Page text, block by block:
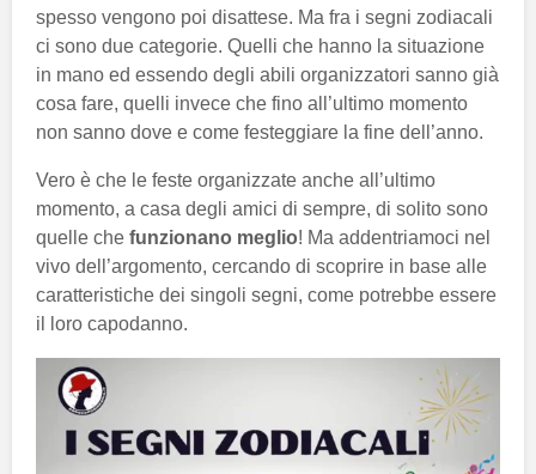
spesso vengono poi disattese. Ma fra i segni zodiacali
ci sono due categorie. Quelli che hanno la situazione
in mano ed essendo degli abili organizzatori sanno già
cosa fare, quelli invece che fino all’ultimo momento
non sanno dove e come festeggiare la fine dell’anno.
Vero è che le feste organizzate anche all’ultimo
momento, a casa degli amici di sempre, di solito sono
quelle che funzionano meglio! Ma addentriamoci nel
vivo dell’argomento, cercando di scoprire in base alle
caratteristiche dei singoli segni, come potrebbe essere
il loro capodanno.